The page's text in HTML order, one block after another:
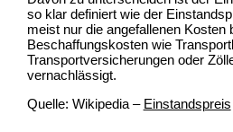
so klar definiert wie der
meist nur die angefallenen Kosten
Beschaffungskosten wie
Transportversicherungen oder
vernachlässigt.
Quelle: Wikipedia – Einstandspreis